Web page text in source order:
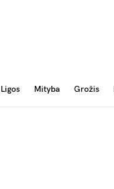
Ligos Mityba Grožis